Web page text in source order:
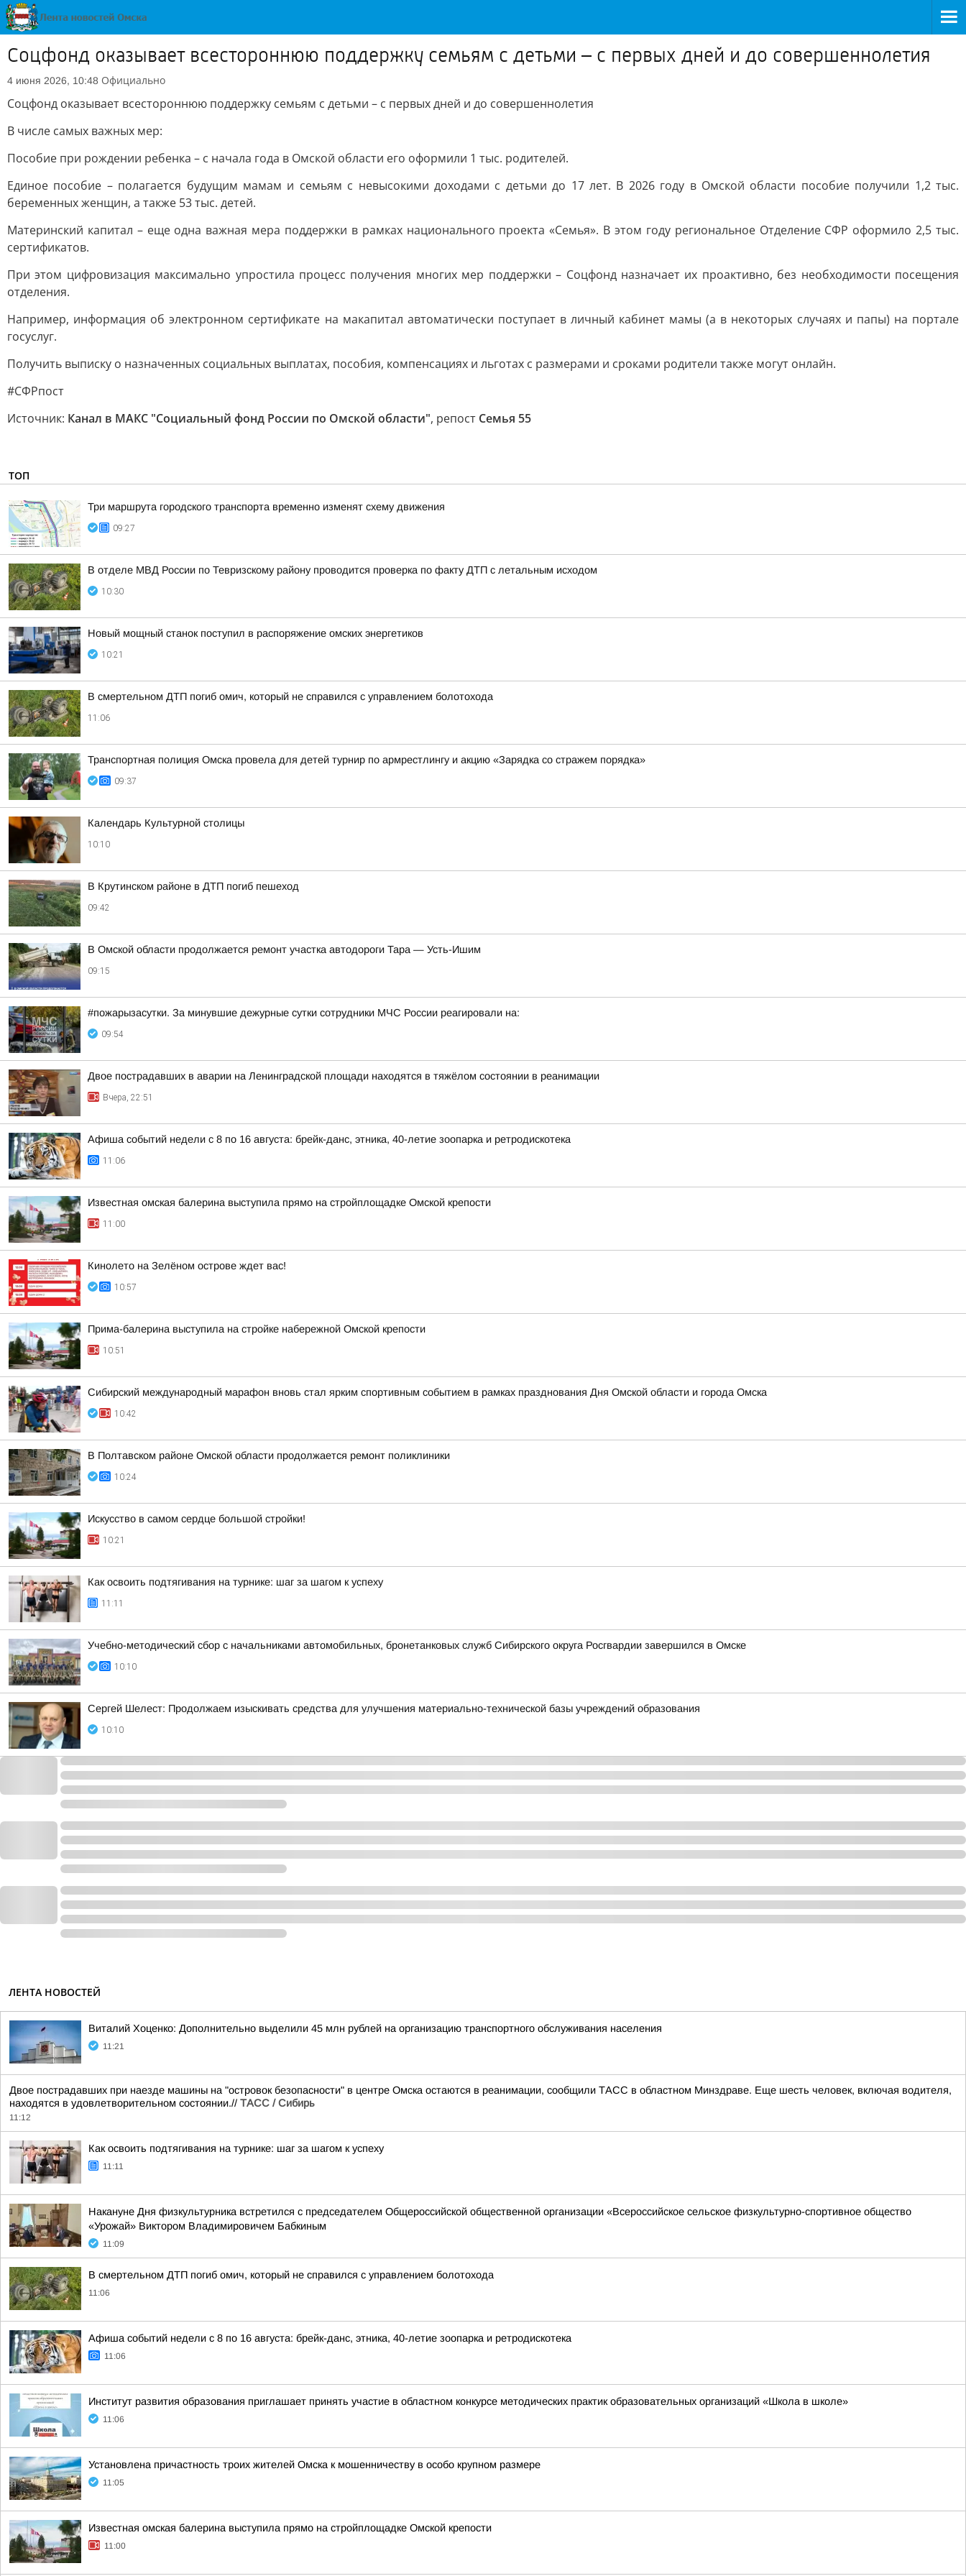
Соцфонд оказывает всестороннюю поддержку семьям с детьми – с первых дней и до совершеннолетия
4 июня 2026, 10:48 Официально
Соцфонд оказывает всестороннюю поддержку семьям с детьми – с первых дней и до совершеннолетия
В числе самых важных мер:
Пособие при рождении ребенка – с начала года в Омской области его оформили 1 тыс. родителей.
Единое пособие – полагается будущим мамам и семьям с невысокими доходами с детьми до 17 лет. В 2026 году в Омской области пособие получили 1,2 тыс.
беременных женщин, а также 53 тыс. детей.
Материнский капитал – еще одна важная мера поддержки в рамках национального проекта «Семья». В этом году региональное Отделение СФР оформило 2,5 тыс.
сертификатов.
При этом цифровизация максимально упростила процесс получения многих мер поддержки – Соцфонд назначает их проактивно, без необходимости посещения
отделения.
Например, информация об электронном сертификате на макапитал автоматически поступает в личный кабинет мамы (а в некоторых случаях и папы) на портале
госуслуг.
Получить выписку о назначенных социальных выплатах, пособия, компенсациях и льготах с размерами и сроками родители также могут онлайн.
#СФРпост
Источник: Канал в МАКС "Социальный фонд России по Омской области", репост Семья 55
ТОП
Три маршрута городского транспорта временно изменят схему движения
09:27
В отделе МВД России по Тевризскому району проводится проверка по факту ДТП с летальным исходом
10:30
Новый мощный станок поступил в распоряжение омских энергетиков
10:21
В смертельном ДТП погиб омич, который не справился с управлением болотохода
11:06
Транспортная полиция Омска провела для детей турнир по армрестлингу и акцию «Зарядка со стражем порядка»
09:37
Календарь Культурной столицы
10:10
В Крутинском районе в ДТП погиб пешеход
09:42
В Омской области продолжается ремонт участка автодороги Тара — Усть-Ишим
09:15
#пожарызасутки. За минувшие дежурные сутки сотрудники МЧС России реагировали на:
09:54
Двое пострадавших в аварии на Ленинградской площади находятся в тяжёлом состоянии в реанимации
Вчера, 22:51
Афиша событий недели с 8 по 16 августа: брейк-данс, этника, 40-летие зоопарка и ретродискотека
11:06
Известная омская балерина выступила прямо на стройплощадке Омской крепости
11:00
Кинолето на Зелёном острове ждет вас!
10:57
Прима-балерина выступила на стройке набережной Омской крепости
10:51
Сибирский международный марафон вновь стал ярким спортивным событием в рамках празднования Дня Омской области и города Омска
10:42
В Полтавском районе Омской области продолжается ремонт поликлиники
10:24
Искусство в самом сердце большой стройки!
10:21
Как освоить подтягивания на турнике: шаг за шагом к успеху
11:11
Учебно-методический сбор с начальниками автомобильных, бронетанковых служб Сибирского округа Росгвардии завершился в Омске
10:10
Сергей Шелест: Продолжаем изыскивать средства для улучшения материально-технической базы учреждений образования
10:10
ЛЕНТА НОВОСТЕЙ
Виталий Хоценко: Дополнительно выделили 45 млн рублей на организацию транспортного обслуживания населения
11:21
Двое пострадавших при наезде машины на "островок безопасности" в центре Омска остаются в реанимации, сообщили ТАСС в областном Минздраве. Еще шесть человек, включая водителя,
находятся в удовлетворительном состоянии.// ТАСС / Сибирь
11:12
Как освоить подтягивания на турнике: шаг за шагом к успеху
11:11
Накануне Дня физкультурника встретился с председателем Общероссийской общественной организации «Всероссийское сельское физкультурно-спортивное общество
«Урожай» Виктором Владимировичем Бабкиным
11:09
В смертельном ДТП погиб омич, который не справился с управлением болотохода
11:06
Афиша событий недели с 8 по 16 августа: брейк-данс, этника, 40-летие зоопарка и ретродискотека
11:06
Институт развития образования приглашает принять участие в областном конкурсе методических практик образовательных организаций «Школа в школе»
11:06
Установлена причастность троих жителей Омска к мошенничеству в особо крупном размере
11:05
Известная омская балерина выступила прямо на стройплощадке Омской крепости
11:00